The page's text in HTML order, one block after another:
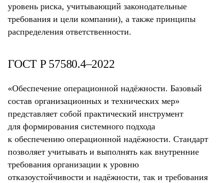
уровень риска, учитывающий законодательные
требования и цели компании), а также принципы
распределения ответственности.
ГОСТ Р 57580.4–2022
«Обеспечение операционной надёжности. Базовый
состав организационных и технических мер»
представляет собой практический инструмент
для формирования системного подхода
к обеспечению операционной надёжности. Стандарт
позволяет учитывать и выполнять как внутренние
требования организации к уровню
отказоустойчивости и надёжности, так и требования